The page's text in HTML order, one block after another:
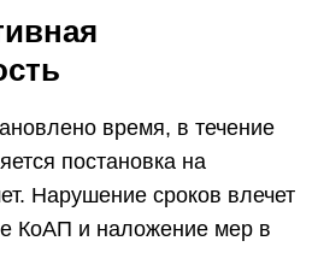
время, в течение
постановка на
Нарушение сроков влечет
КоАП и наложение мер в